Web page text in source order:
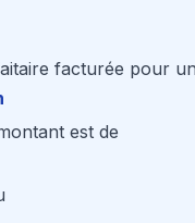
facturée pour
est de